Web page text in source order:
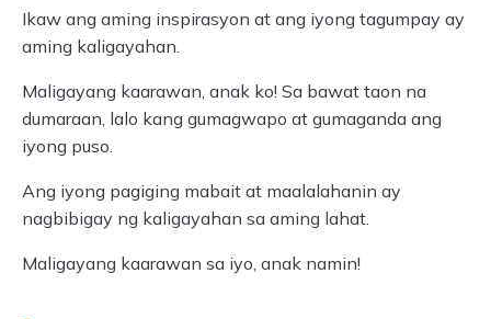
Ikaw ang aming inspirasyon at ang iyong tagumpay ay
aming kaligayahan.
Maligayang kaarawan, anak ko! Sa bawat taon na
dumaraan, lalo kang gumagwapo at gumaganda ang
iyong puso.
Ang iyong pagiging mabait at maalalahanin ay
nagbibigay ng kaligayahan sa aming lahat.
Maligayang kaarawan sa iyo, anak namin!